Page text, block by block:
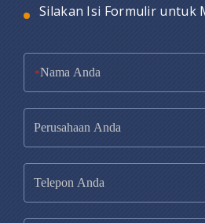
Silakan Isi Formulir untuk
*